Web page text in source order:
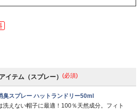
イテム（スプレー） (必須)
臭スプレー ハットランドリー50ml
洗えない帽子に最適！100％天然成分。フィト